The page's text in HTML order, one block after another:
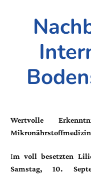
Wertvolle
Mikronährstoffmedizin
Im voll besetzten
Samstag, 10.